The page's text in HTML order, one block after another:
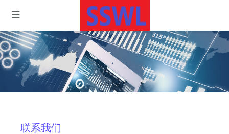
联系我们